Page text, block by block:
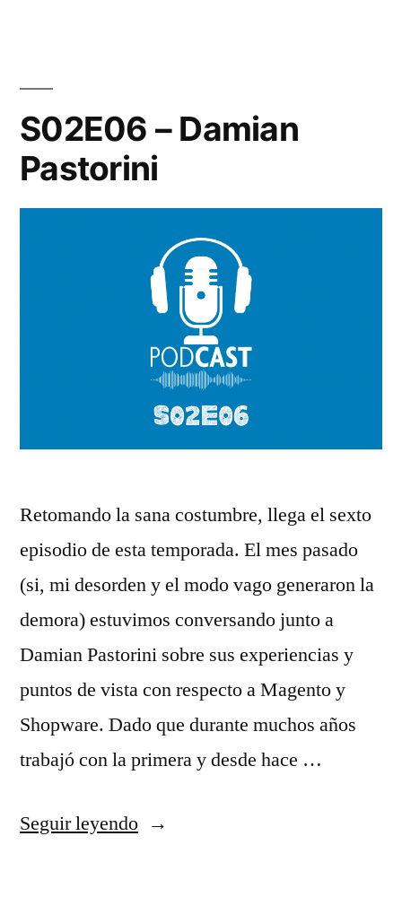
S02E06 – Damian
Pastorini
Retomando la sana costumbre, llega el sexto
episodio de esta temporada. El mes pasado
(si, mi desorden y el modo vago generaron la
demora) estuvimos conversando junto a
Damian Pastorini sobre sus experiencias y
puntos de vista con respecto a Magento y
Shopware. Dado que durante muchos años
trabajó con la primera y desde hace …
Seguir leyendo«S02E06